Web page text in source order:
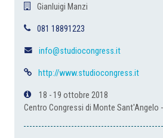
Gianluigi Manzi
081 18891223
info@studiocongress.it
http://www.studiocongress.it
18 - 19 ottobre 2018
Centro Congressi di Monte Sant'Angelo -